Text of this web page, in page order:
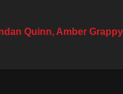
Quinn, Amber